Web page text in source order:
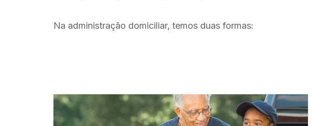
Na administração domiciliar, temos duas formas: